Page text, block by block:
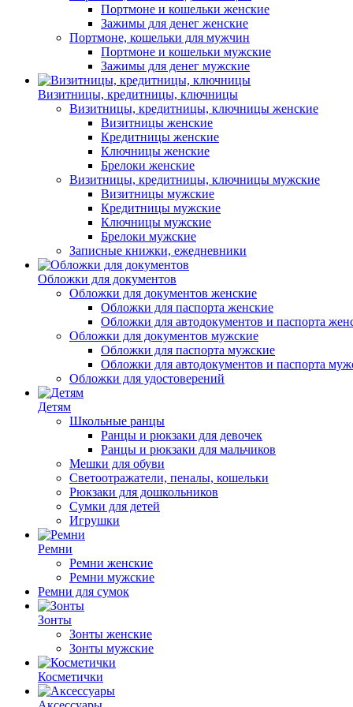
Портмоне и кошельки женские
Зажимы для денег женские
Портмоне, кошельки для мужчин
Портмоне и кошельки мужские
Зажимы для денег мужские
Визитницы, кредитницы, ключницы
Визитницы, кредитницы, ключницы женские
Визитницы женские
Кредитницы женские
Ключницы женские
Брелоки женские
Визитницы, кредитницы, ключницы мужские
Визитницы мужские
Кредитницы мужские
Ключницы мужские
Брелоки мужские
Записные книжки, ежедневники
Обложки для документов
Обложки для документов женские
Обложки для паспорта женские
Обложки для автодокументов и паспорта
Обложки для документов мужские
Обложки для паспорта мужские
Обложки для автодокументов и паспорта
Обложки для удостоверений
Детям
Школьные ранцы
Ранцы и рюкзаки для девочек
Ранцы и рюкзаки для мальчиков
Мешки для обуви
Светоотражатели, пеналы, кошельки
Рюкзаки для дошкольников
Сумки для детей
Игрушки
Ремни
Ремни женские
Ремни мужские
Ремни для сумок
Зонты
Зонты женские
Зонты мужские
Косметички